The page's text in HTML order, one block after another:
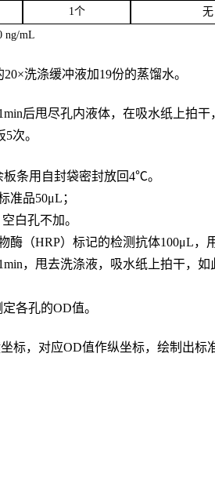
1个
无
ng/mL
洗涤缓冲液加19份的蒸馏水。
后甩尽孔内液体，在吸水纸上拍干
次。
条用自封袋密封放回4℃。
准品50μL；
空白孔不加。
酶（HRP）标记的检测抗体100μL，
，甩去洗涤液，吸水纸上拍干，
各孔的OD值。
标，对应OD值作纵坐标，绘制出标